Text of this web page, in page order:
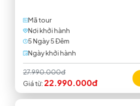
Mã tour
Nơi khởi hành
5 Ngày 5 Ðêm
Ngày khởi hành
27.990.000đ
Giá từ: 22.990.000đ